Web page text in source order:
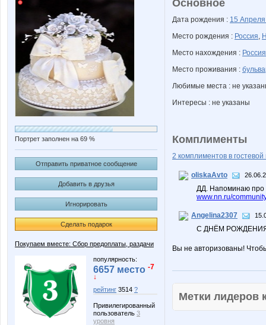
Портрет заполнен на 69 %
Отправить приватное сообщение
Добавить в друзья
Игнорировать
Сделать подарок
Покупаем вместе: Сбор предоплаты, раздачи
популярность:
6657 место -7
↓
рейтинг 3514 ?
Привилегированный
пользователь 3
уровня
Основное
Дата рождения : 15
Место рождения : Россия,
Место нахождения : Россия
Место проживания :
Любимые места : не
Интересы : не указаны
Комплименты
2 комплиментов в гостевой
oliskaAvto
ДД. Напоминаю про
www.nn.ru/
Angelina2307
С ДНЁМ
Вы не авторизованы!
Метки